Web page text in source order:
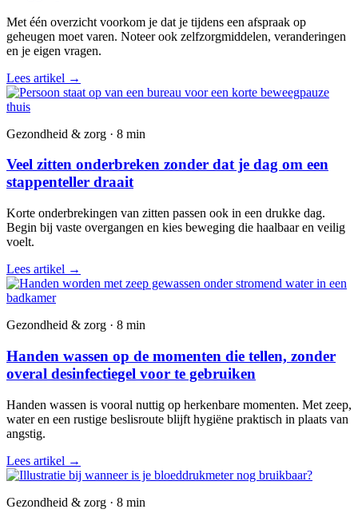
Met één overzicht voorkom je dat je tijdens een afspraak op
geheugen moet varen. Noteer ook zelfzorgmiddelen, veranderingen
en je eigen vragen.
Lees artikel →
Gezondheid & zorg · 8 min
Veel zitten onderbreken zonder dat je dag om een
stappenteller draait
Korte onderbrekingen van zitten passen ook in een drukke dag.
Begin bij vaste overgangen en kies beweging die haalbaar en veilig
voelt.
Lees artikel →
Gezondheid & zorg · 8 min
Handen wassen op de momenten die tellen, zonder
overal desinfectiegel voor te gebruiken
Handen wassen is vooral nuttig op herkenbare momenten. Met zeep,
water en een rustige beslisroute blijft hygiëne praktisch in plaats van
angstig.
Lees artikel →
Gezondheid & zorg · 8 min